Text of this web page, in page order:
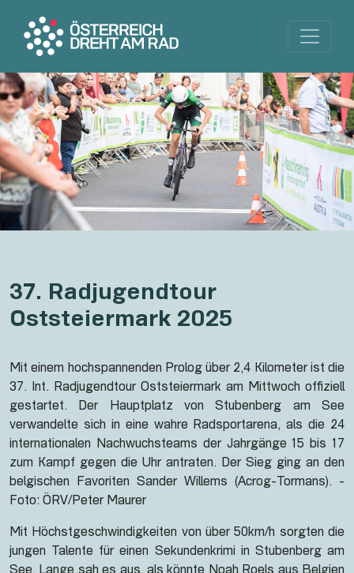
37. Radjugendtour
Oststeiermark 2025
Mit einem hochspannenden Prolog über 2,4 Kilometer ist die
37. Int. Radjugendtour Oststeiermark am Mittwoch offiziell
gestartet. Der Hauptplatz von Stubenberg am See
verwandelte sich in eine wahre Radsportarena, als die 24
internationalen Nachwuchsteams der Jahrgänge 15 bis 17
zum Kampf gegen die Uhr antraten. Der Sieg ging an den
belgischen Favoriten Sander Willems (Acrog-Tormans). -
Foto: ÖRV/Peter Maurer
Mit Höchstgeschwindigkeiten von über 50km/h sorgten die
jungen Talente für einen Sekundenkrimi in Stubenberg am